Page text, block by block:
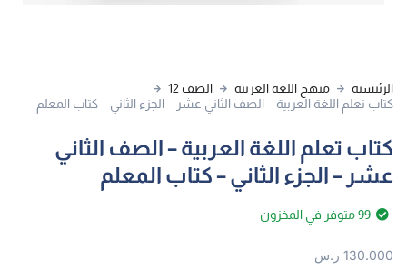
الرئيسية منهج اللغة العربية
الصف 12
كتاب تعلم اللغة العربية – الصف الثاني عشر – الجزء الثاني – كتاب المعلم
كتاب تعلم اللغة العربية – الصف الثاني
عشر – الجزء الثاني – كتاب المعلم
99 متوفر في المخزون
130.000 ر.س